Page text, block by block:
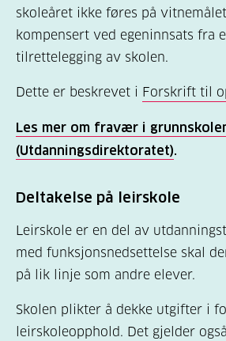
Avtale om medisinering av
og skole/SFO
Skjema for medisinoversikt
Skjema for utlevering av
eleven
til barnehage og skole/SFO
skoleåret ikke føres på
kompensert ved egeninnsats fra
tilrettelegging av skolen.
Dette er beskrevet i Forskrift til
Les mer om fravær i
(Utdanningsdirektoratet).
Deltakelse på leirskole
Leirskole er en del av
med funksjonsnedsettelse skal
på lik linje som andre elever.
Skolen plikter å dekke utgifter i
leirskoleopphold. Det gjelder